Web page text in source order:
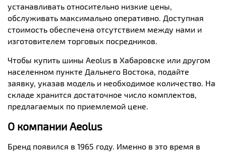
устанавливать относительно низкие цены,
обслуживать максимально оперативно. Доступная
стоимость обеспечена отсутствием между нами и
изготовителем торговых посредников.
Чтобы купить шины Aeolus в Хабаровске или другом
населенном пункте Дальнего Востока, подайте
заявку, указав модель и необходимое количество. На
складе хранится достаточное число комплектов,
предлагаемых по приемлемой цене.
О компании Aeolus
Бренд появился в 1965 году. Именно в это время в